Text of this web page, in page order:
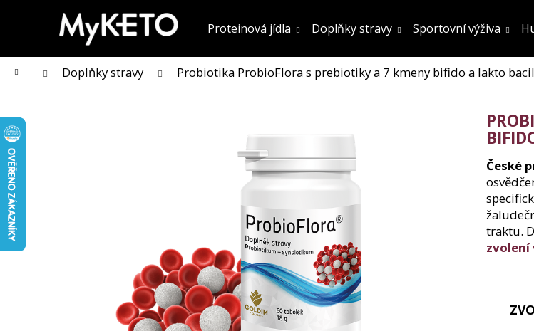
Proteinová jídla Doplňky stravy Sportovní výživa
Domů Doplňky stravy Probiotika ProbioFlora s prebiotiky a 7 kmeny bifido a lakto
České
traktu.
zvolení
í
Zpět do obchodu
Zpět do obchodu
Co potřebujete najít?
Hledat
KOLAGENOVÉ SMOOTHIE MIX PŘÍCHUTÍ
5 PORCÍ
FATBURN DOPLNĚK STRAVY
369 Kč